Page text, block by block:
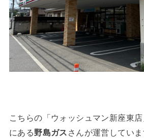
こちらの「ウォッシュマン新座東
にある野島ガス さんが運営してい